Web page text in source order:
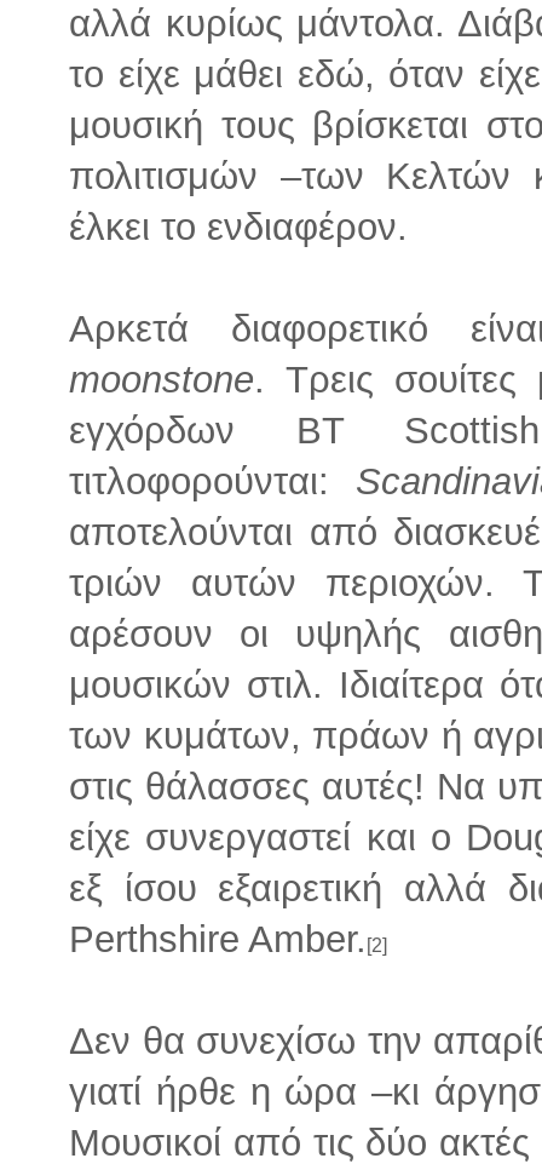
αλλά κυρίως μάντολα.
το είχε μάθει εδώ, όταν
μουσική τους βρίσκεται
πολιτισμών –των Κελτών
έλκει το ενδιαφέρον.
Αρκετά διαφορετικό
moonstone. Τρεις
εγχόρδων BT
τιτλοφορούνται:
αποτελούνται από
τριών αυτών περιοχών.
αρέσουν οι υψηλής
μουσικών στιλ. Ιδιαίτερα
των κυμάτων, πράων ή
στις θάλασσες αυτές! Να
είχε συνεργαστεί και ο
εξ ίσου εξαιρετική αλλά
Perthshire Amber. [2]
Δεν θα συνεχίσω την
γιατί ήρθε η ώρα –κι
Μουσικοί από τις δύο